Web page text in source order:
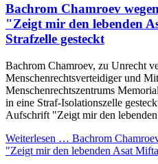
Bachrom Chamroev
"Zeigt mir den lebenden
Strafzelle gesteckt
Bachrom Chamroev, zu Unrecht
Menschenrechtsverteidiger und
Menschenrechtszentrums
in eine Straf-Isolationszelle
Aufschrift "Zeigt mir den
Weiterlesen … Bachrom
"Zeigt mir den lebenden Asat